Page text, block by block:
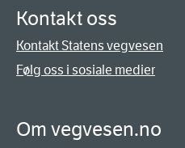
Kontakt oss
Kontakt Statens vegvesen
Følg oss i sosiale medier
Om vegvesen.no